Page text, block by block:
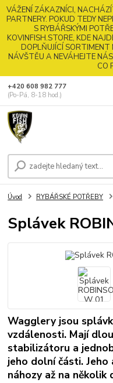
VÁŽENÍ ZÁKAZNÍCI,
PARTNERY. POKUD TEDY
S RYBÁŘSKÝMI
KOVINFISH.STORE, KDE
DOPLŇUJÍCÍ SORTIMENT
NÁVŠTĚU A NEVÁHEJTE
CO
+420 608 982 777
(Po-Pá, 8-18 hod.)
Úvod RYBÁŘSKÉ POTŘEBY
Splávek
Wagglery jsou
vzdálenosti. Mají
stabilizátoru a
jeho dolní části.
náhozy až na